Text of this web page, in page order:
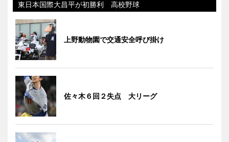
東日本国際大昌平が初勝利 高校野球
上野動物園で交通安全呼び掛け
佐々木６回２失点 大リーグ